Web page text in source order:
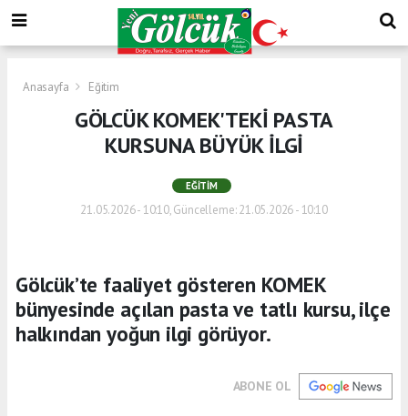
Anasayfa Eğitim
GÖLCÜK KOMEK'TEKİ PASTA
KURSUNA BÜYÜK İLGİ
EĞITIM
21.05.2026 - 10:10, Güncelleme: 21.05.2026 - 10:10
Gölcük’te faaliyet gösteren KOMEK
bünyesinde açılan pasta ve tatlı kursu, ilçe
halkından yoğun ilgi görüyor.
ABONE OL